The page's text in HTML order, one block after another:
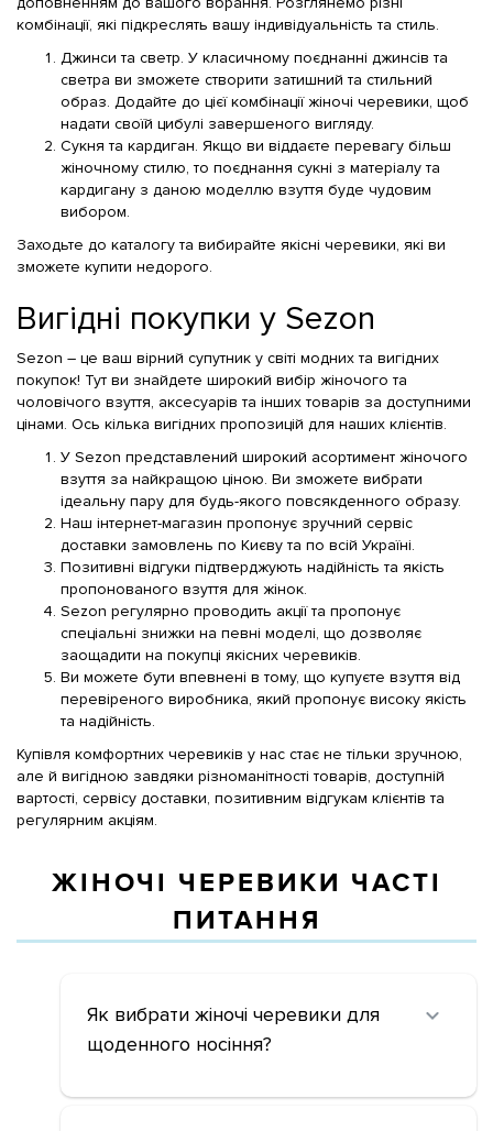
комбінації, які підкреслять вашу індивідуальність та стиль.
Джинси та светр. У класичному поєднанні джинсів та
светра ви зможете створити затишний та стильний
образ. Додайте до цієї комбінації жіночі черевики, щоб
надати своїй цибулі завершеного вигляду.
Сукня та кардиган. Якщо ви віддаєте перевагу більш
жіночному стилю, то поєднання сукні з матеріалу та
кардигану з даною моделлю взуття буде чудовим
вибором.
Заходьте до каталогу та вибирайте якісні черевики, які ви
зможете купити недорого.
Вигідні покупки у Sezon
Sezon – це ваш вірний супутник у світі модних та вигідних
покупок! Тут ви знайдете широкий вибір жіночого та
чоловічого взуття, аксесуарів та інших товарів за доступними
цінами. Ось кілька вигідних пропозицій для наших клієнтів.
У Sezon представлений широкий асортимент жіночого
взуття за найкращою ціною. Ви зможете вибрати
ідеальну пару для будь-якого повсякденного образу.
Наш інтернет-магазин пропонує зручний сервіс
доставки замовлень по Києву та по всій Україні.
Позитивні відгуки підтверджують надійність та якість
пропонованого взуття для жінок.
Sezon регулярно проводить акції та пропонує
спеціальні знижки на певні моделі, що дозволяє
заощадити на покупці якісних черевиків.
Ви можете бути впевнені в тому, що купуєте взуття від
перевіреного виробника, який пропонує високу якість
та надійність.
Купівля комфортних черевиків у нас стає не тільки зручною,
але й вигідною завдяки різноманітності товарів, доступній
вартості, сервісу доставки, позитивним відгукам клієнтів та
регулярним акціям.
ЖІНОЧІ ЧЕРЕВИКИ ЧАСТІ
ПИТАННЯ
Як вибрати жіночі черевики для
щоденного носіння?